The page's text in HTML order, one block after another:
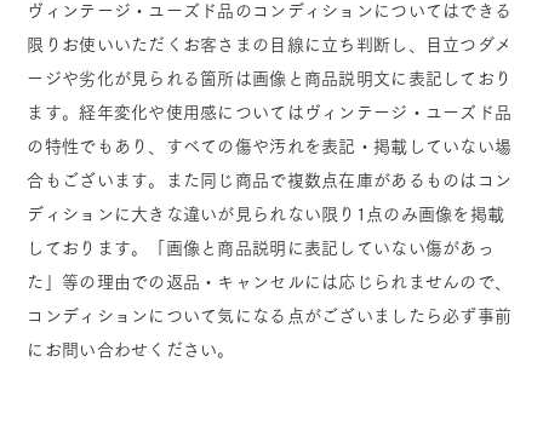
ヴィンテージ・ユーズド品のコンディションについてはできる
限りお使いいただくお客さまの目線に立ち判断し、目立つダメ
ージや劣化が見られる箇所は画像と商品説明文に表記しており
ます。経年変化や使用感についてはヴィンテージ・ユーズド品
の特性でもあり、すべての傷や汚れを表記・掲載していない場
合もございます。また同じ商品で複数点在庫があるものはコン
ディションに大きな違いが見られない限り1点のみ画像を掲載
しております。「画像と商品説明に表記していない傷があっ
た」等の理由での返品・キャンセルには応じられませんので、
コンディションについて気になる点がございましたら必ず事前
にお問い合わせください。